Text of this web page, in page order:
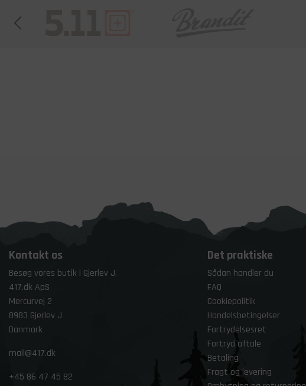
Kontakt os
Besøg vores butik i Gjerlev J.
417.dk ApS
Mercurvej 2
8983 Gjerlev J
Danmark
mail@417.dk
+45 86 47 45 82
Det praktiske
Sådan handler du
FAQ
Cookiepolitik
Handelsbetingelser
Fortrydelsesret
Fortryd aftale
Betaling
Fragt og levering